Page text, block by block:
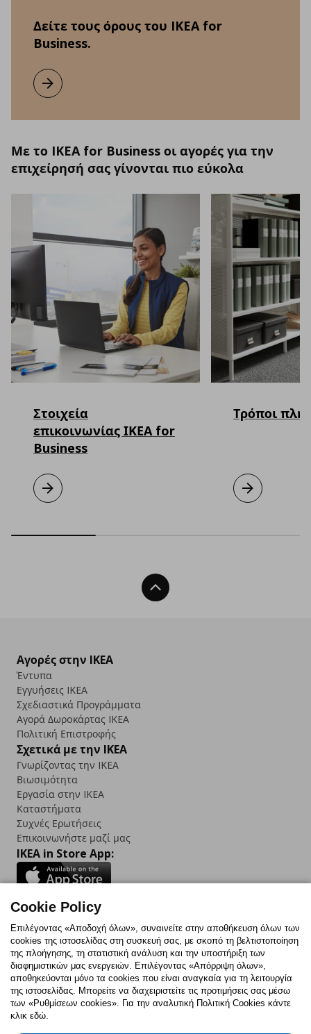
Δείτε τους όρους του IKEA for
Business.
Μάθετε περισσότερα
Με το IKEA for Business οι αγορές για την
επιχείρησή σας γίνονται πιο εύκολα
Στοιχεία
επικοινωνίας ΙΚΕΑ for
Business
Στοιχεία επικοινωνίας ΙΚΕΑ for Business
Μάθετε περισσότερα
Τρόποι
Τρόποι
Μάθετε
Back To Top
Αγορές στην IKEA
Έντυπα
Εγγυήσεις IKEA
Σχεδιαστικά Προγράμματα
Αγορά Δωρoκάρτας IKEA
Πολιτική Επιστροφής
Σχετικά με την IKEA
Γνωρίζοντας την IKEA
Βιωσιμότητα
Εργασία στην IKEA
Καταστήματα
Συχνές Ερωτήσεις
Επικοινωνήστε μαζί μας
IKEA in Store App:
Follow us:
FacebookInstagram
TikTokYoutubePinterestTwitter
Cookie Policy
Επιλέγοντας «Αποδοχή όλων», συναινείτε στην αποθήκευση όλων των
cookies της ιστοσελίδας στη συσκευή σας, με σκοπό τη βελτιστοποίηση
της πλοήγησης, τη στατιστική ανάλυση και την υποστήριξη των
διαφημιστικών μας ενεργειών. Επιλέγοντας «Απόρριψη όλων»,
αποθηκεύονται μόνο τα cookies που είναι αναγκαία για τη λειτουργία
της ιστοσελίδας. Μπορείτε να διαχειριστείτε τις προτιμήσεις σας μέσω
των «Ρυθμίσεων cookies». Για την αναλυτική Πολιτική Cookies κάντε
κλικ εδώ.